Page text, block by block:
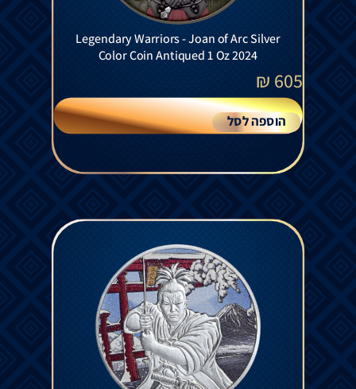
Legendary Warriors - Joan of Arc Silver
Color Coin Antiqued 1 Oz 2024
605
₪
הוספה לסל